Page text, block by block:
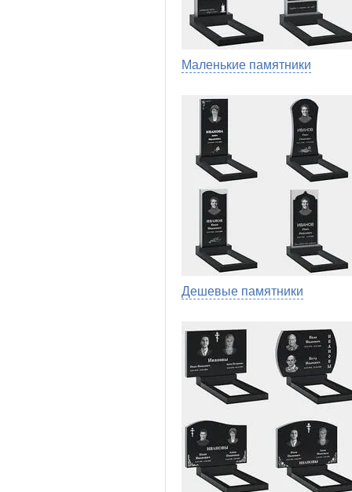
Маленькие памятники
Дешевые памятники